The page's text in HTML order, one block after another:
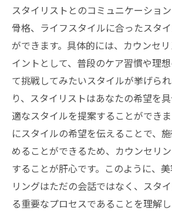
スタイリストとのコミュニケーショ
骨格、ライフスタイルに合ったスタ
ができます。具体的には、カウンセ
イントとして、普段のケア習慣や理
て挑戦してみたいスタイルが挙げら
り、スタイリストはあなたの希望を
適なスタイルを提案することができ
にスタイルの希望を伝えることで、
めることができるため、カウンセリ
することが肝心です。このように、
リングはただの会話ではなく、スタ
る重要なプロセスであることを理解し